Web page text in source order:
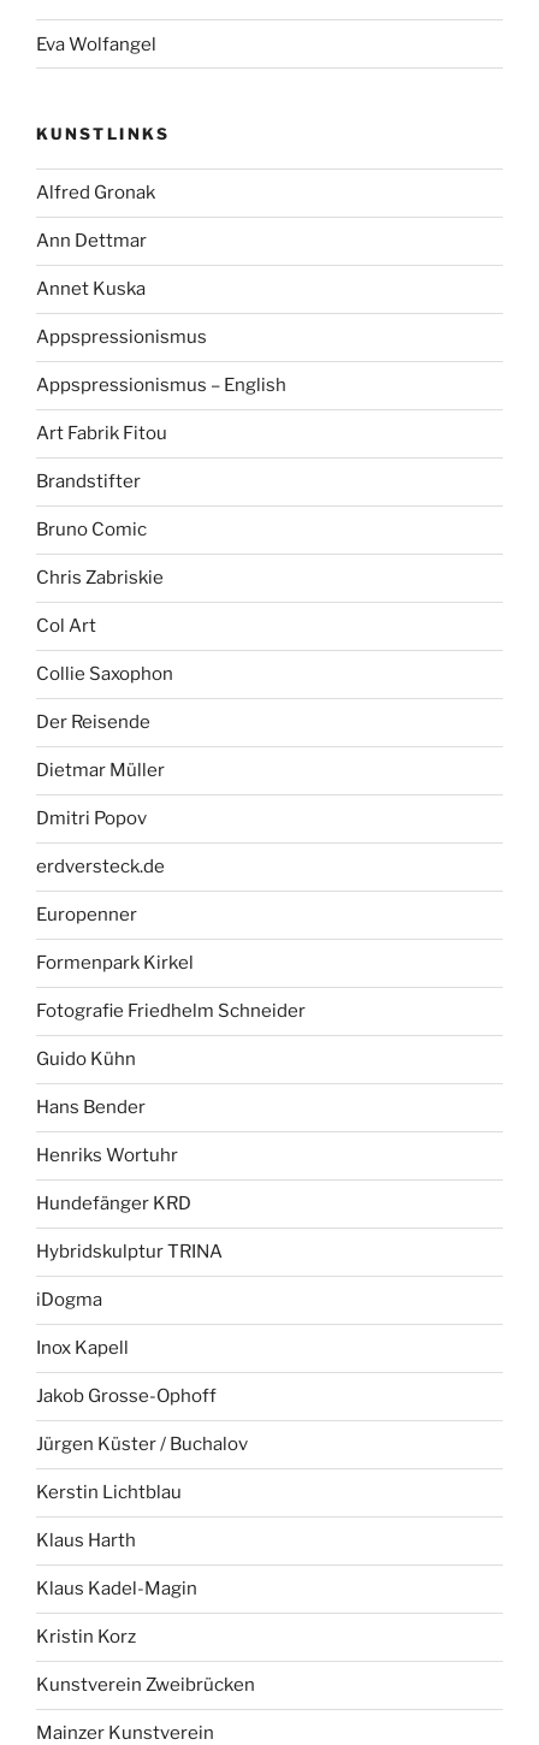
Eva Wolfangel
KUNSTLINKS
Alfred Gronak
Ann Dettmar
Annet Kuska
Appspressionismus
Appspressionismus – English
Art Fabrik Fitou
Brandstifter
Bruno Comic
Chris Zabriskie
Col Art
Collie Saxophon
Der Reisende
Dietmar Müller
Dmitri Popov
erdversteck.de
Europenner
Formenpark Kirkel
Fotografie Friedhelm Schneider
Guido Kühn
Hans Bender
Henriks Wortuhr
Hundefänger KRD
Hybridskulptur TRINA
iDogma
Inox Kapell
Jakob Grosse-Ophoff
Jürgen Küster / Buchalov
Kerstin Lichtblau
Klaus Harth
Klaus Kadel-Magin
Kristin Korz
Kunstverein Zweibrücken
Mainzer Kunstverein